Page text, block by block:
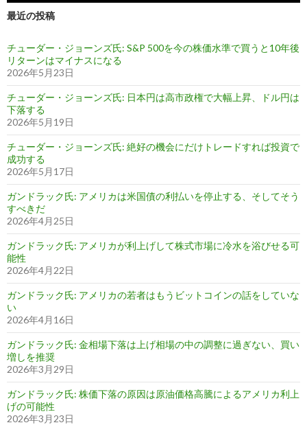
最近の投稿
チューダー・ジョーンズ氏: S&P 500を今の株価水準で買うと10年後
リターンはマイナスになる
2026年5月23日
チューダー・ジョーンズ氏: 日本円は高市政権で大幅上昇、ドル円は
下落する
2026年5月19日
チューダー・ジョーンズ氏: 絶好の機会にだけトレードすれば投資で
成功する
2026年5月17日
ガンドラック氏: アメリカは米国債の利払いを停止する、そしてそう
すべきだ
2026年4月25日
ガンドラック氏: アメリカが利上げして株式市場に冷水を浴びせる可
能性
2026年4月22日
ガンドラック氏: アメリカの若者はもうビットコインの話をしていな
い
2026年4月16日
ガンドラック氏: 金相場下落は上げ相場の中の調整に過ぎない、買い
増しを推奨
2026年3月29日
ガンドラック氏: 株価下落の原因は原油価格高騰によるアメリカ利上
げの可能性
2026年3月23日